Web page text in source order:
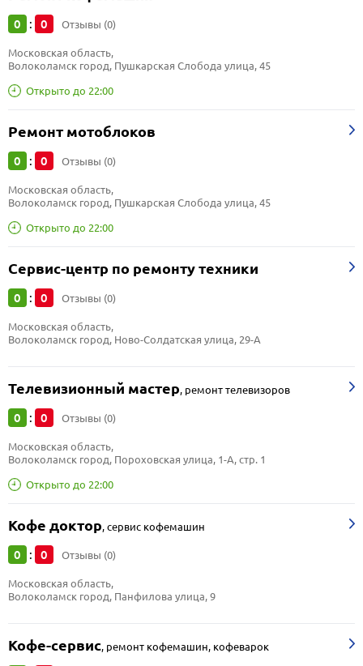
0 : 0 Отзывы (0)
Открыто до 22:00
Московская область,
Волоколамск город, Пушкарская Слобода улица, 45
Ремонт мотоблоков
0 : 0 Отзывы (0)
Открыто до 22:00
Московская область,
Волоколамск город, Пушкарская Слобода улица, 45
Сервис-центр по ремонту техники
0 : 0 Отзывы (0)
Московская область,
Волоколамск город, Ново-Солдатская улица, 29-А
Телевизионный мастер, ремонт телевизоров
0 : 0 Отзывы (0)
Открыто до 22:00
Московская область,
Волоколамск город, Пороховская улица, 1-А, стр. 1
Кофе доктор,сервис кофемашин
0 : 0 Отзывы (0)
Московская область,
Волоколамск город, Панфилова улица, 9
Кофе-сервис, ремонт кофемашин, кофеварок